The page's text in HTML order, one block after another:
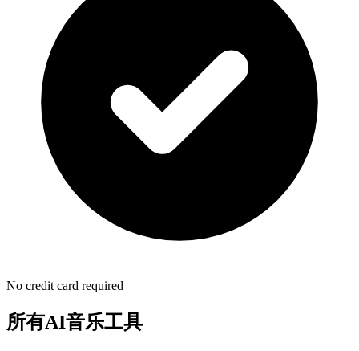
No credit card required
所有AI音乐工具